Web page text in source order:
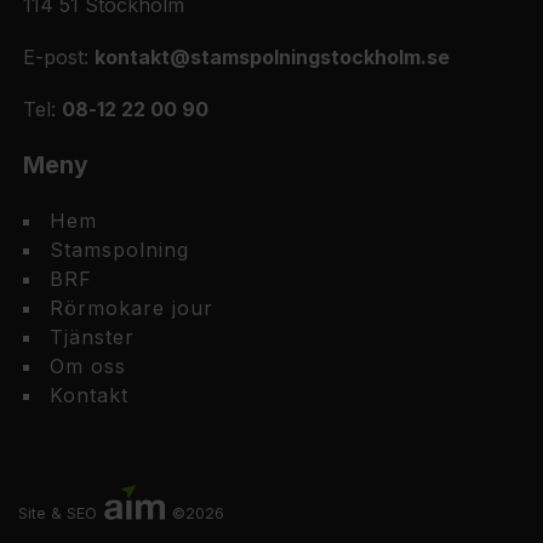
E-post: kontakt@stamspolningstockholm.se
Tel: 08-12 22 00 90
Meny
Hem
Stamspolning
BRF
Rörmokare jour
Tjänster
Om oss
Kontakt
Site & SEO ©2026